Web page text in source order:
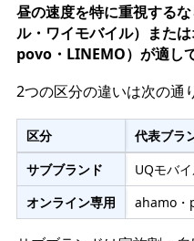
昼の速度を特に重視する
ル・ワイモバイル）また
povo・LINEMO）が適し
2つの区分の違いは次の通
区分 代表ブラ
サブブランド
UQモバ
オンライン専用
ahamo・